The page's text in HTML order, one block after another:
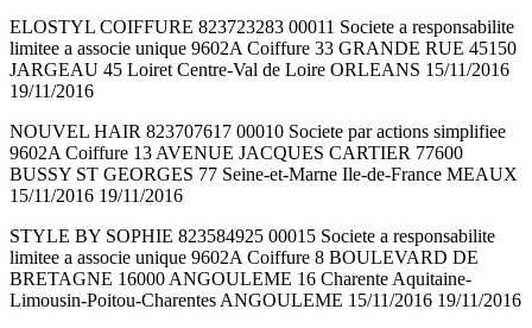
ELOSTYL COIFFURE 823723283 00011 Societe a responsabilite
limitee a associe unique 9602A Coiffure 33 GRANDE RUE 45150
JARGEAU 45 Loiret Centre-Val de Loire ORLEANS 15/11/2016
19/11/2016
NOUVEL HAIR 823707617 00010 Societe par actions simplifiee
9602A Coiffure 13 AVENUE JACQUES CARTIER 77600
BUSSY ST GEORGES 77 Seine-et-Marne Ile-de-France MEAUX
15/11/2016 19/11/2016
STYLE BY SOPHIE 823584925 00015 Societe a responsabilite
limitee a associe unique 9602A Coiffure 8 BOULEVARD DE
BRETAGNE 16000 ANGOULEME 16 Charente Aquitaine-
Limousin-Poitou-Charentes ANGOULEME 15/11/2016 19/11/2016